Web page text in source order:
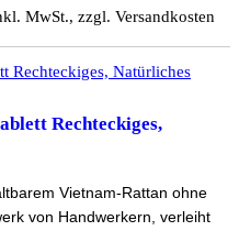
MwSt., zzgl. Versandkosten
Rechteckiges,
Vietnam-Rattan ohne
von Handwerkern, verleiht